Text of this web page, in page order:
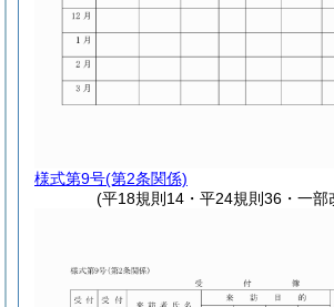
様式第9号(第2条関係)
(平18規則14・平24規則36・一部